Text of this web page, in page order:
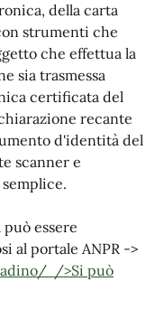
della carta
strumenti che
che effettua la
sia trasmessa
certificata del
recante
d'identità del
scanner e
essere
al portale ANPR ->
/>Si può